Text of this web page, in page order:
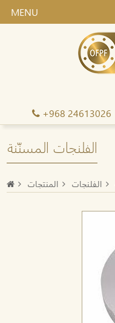
MENU
+968 24613026
الفلنجات المسنّنة
المنتجات الفلنجات